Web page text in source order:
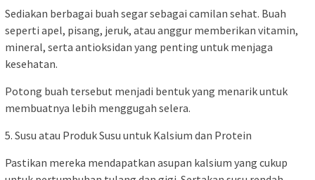
Sediakan berbagai buah segar sebagai camilan sehat. Buah
seperti apel, pisang, jeruk, atau anggur memberikan vitamin,
mineral, serta antioksidan yang penting untuk menjaga
kesehatan.
Potong buah tersebut menjadi bentuk yang menarik untuk
membuatnya lebih menggugah selera.
5. Susu atau Produk Susu untuk Kalsium dan Protein
Pastikan mereka mendapatkan asupan kalsium yang cukup